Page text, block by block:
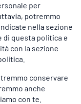
per
potremmo
nella sezione
di questa politica e
con la sezione
conservare
anche
con te.